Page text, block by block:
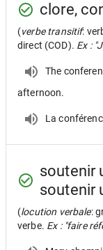
clore,
(verbe transitif:
direct (COD). Ex :
The
afternoon.
La
soutenir
soutenir
(locution verbale:
verbe. Ex : "faire